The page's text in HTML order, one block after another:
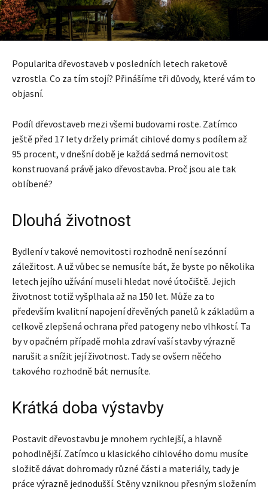
Popularita dřevostaveb v posledních letech raketově
vzrostla. Co za tím stojí? Přinášíme tři důvody, které vám to
objasní.
Podíl dřevostaveb mezi všemi budovami roste. Zatímco
ještě před 17 lety držely primát cihlové domy s podílem až
95 procent, v dnešní době je každá sedmá nemovitost
konstruovaná právě jako dřevostavba. Proč jsou ale tak
oblíbené?
Dlouhá životnost
Bydlení v takové nemovitosti rozhodně není sezónní
záležitost. A už vůbec se nemusíte bát, že byste po několika
letech jejího užívání museli hledat nové útočiště. Jejich
životnost totiž vyšplhala až na 150 let. Může za to
především kvalitní napojení dřevěných panelů k základům a
celkově zlepšená ochrana před patogeny nebo vlhkostí. Ta
by v opačném případě mohla zdraví vaší stavby výrazně
narušit a snížit její životnost. Tady se ovšem něčeho
takového rozhodně bát nemusíte.
Krátká doba výstavby
Postavit dřevostavbu je mnohem rychlejší, a hlavně
pohodlnější. Zatímco u klasického cihlového domu musíte
složitě dávat dohromady různé části a materiály, tady je
práce výrazně jednodušší. Stěny vzniknou přesným složením